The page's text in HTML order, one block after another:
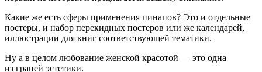
Какие же есть сферы применения пинапов? Это и отдельные
постеры, и набор перекидных постеров или же календарей,
иллюстрации для книг соответствующей тематики.
Ну а в целом любование женской красотой — это одна
из граней эстетики.